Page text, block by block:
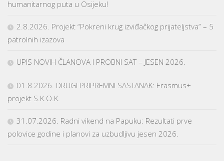
humanitarnog puta u Osijeku!
2.8.2026. Projekt “Pokreni krug izviđačkog prijateljstva” – 5
patrolnih izazova
UPIS NOVIH ČLANOVA I PROBNI SAT – JESEN 2026.
01.8.2026. DRUGI PRIPREMNI SASTANAK: Erasmus+
projekt S.K.O.K.
31.07.2026. Radni vikend na Papuku: Rezultati prve
polovice godine i planovi za uzbudljivu jesen 2026.